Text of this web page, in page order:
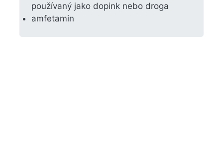
používaný jako dopink nebo droga
amfetamin